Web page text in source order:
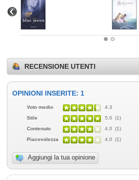
RECENSIONE UTENTI
OPINIONI INSERITE: 1
Voto medio
4.3
Stile
5.0 (1)
Contenuto
4.0 (1)
Piacevolezza
4.0 (1)
Aggiungi la tua opinione